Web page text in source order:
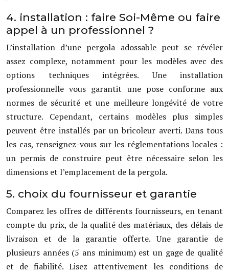
4. installation : faire Soi-Même ou faire
appel à un professionnel ?
L’installation d’une pergola adossable peut se révéler
assez complexe, notamment pour les modèles avec des
options techniques intégrées. Une installation
professionnelle vous garantit une pose conforme aux
normes de sécurité et une meilleure longévité de votre
structure. Cependant, certains modèles plus simples
peuvent être installés par un bricoleur averti. Dans tous
les cas, renseignez-vous sur les réglementations locales :
un permis de construire peut être nécessaire selon les
dimensions et l’emplacement de la pergola.
5. choix du fournisseur et garantie
Comparez les offres de différents fournisseurs, en tenant
compte du prix, de la qualité des matériaux, des délais de
livraison et de la garantie offerte. Une garantie de
plusieurs années (5 ans minimum) est un gage de qualité
et de fiabilité. Lisez attentivement les conditions de